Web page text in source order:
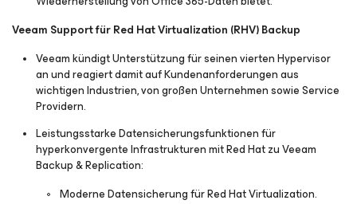
Veeam Support für Red Hat Virtualization (RHV) Backup
Veeam kündigt Unterstützung für seinen vierten Hypervisor
an und reagiert damit auf Kundenanforderungen aus
wichtigen Industrien, von großen Unternehmen sowie Service
Providern.
Leistungsstarke Datensicherungsfunktionen für
hyperkonvergente Infrastrukturen mit Red Hat zu Veeam
Backup & Replication:
Moderne Datensicherung für Red Hat Virtualization.